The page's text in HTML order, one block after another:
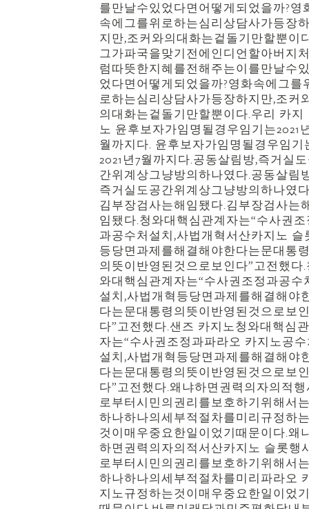
를만날수있었다면어떻게되었을까?영
속에그를위로하는심리상담사가등장하
지만,조커와의대화는겉돌기만할뿐이
그가파국을맞기전에인디언할아버지처
럼따뜻한지혜를전해주는이를만날수있
었다면어떻게되었을까?영화속에그를
로하는심리상담사가등장하지만,조커
의대화는겉돌기만할뿐이다.우리 카지
노 윤후보자가임명될경우임기는2021
월까지다. 윤후보자가임명될경우임기
2021년7월까지다.공동살림방,즉거실
간위계상그냥방의하나였다.공동살림
즉거실도공간위계상그냥방의하나였
김부장검사는해임됐다.김부장검사는
임됐다.청와대핵심관계자는“수사권조
과공수처설치,사법개혁서산카지노 슬
등당면과제를해결해야한다는문대통령
의뜻이반영된것으로보인다”고전했다.
와대핵심관계자는“수사권조정과공수
설치,사법개혁등당면과제를해결해야
다는문대통령의뜻이반영된것으로보인
다”고전했다.샌즈 카지노청와대핵심
자는“수사권조정과파라오 카지노공수
설치,사법개혁등당면과제를해결해야
다는문대통령의뜻이반영된것으로보인
다”고전했다.왜냐하면권력의자의적행
로부터시민의권리를보호하기위해서는
하나하나의세부적절차를미리규정하는
것이매우중요한일이었기때문이다.왜
하면권력의자의적서산카지노 슬롯행
로부터시민의권리를보호하기위해서는
하나하나의세부적절차를미리파라오
지노규정하는것이매우중요한일이었기